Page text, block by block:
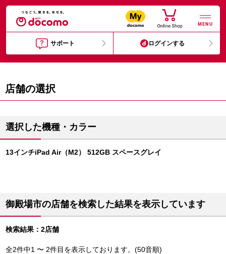
MENU
サポート ログインする
店舗の選択
選択した機種・カラー
13インチiPad Air（M2） 512GB スペースグレイ
御殿場市の店舗を検索した結果を表示しています
検索結果：2店舗
全2件中1 〜 2件目を表示しております。(50音順)